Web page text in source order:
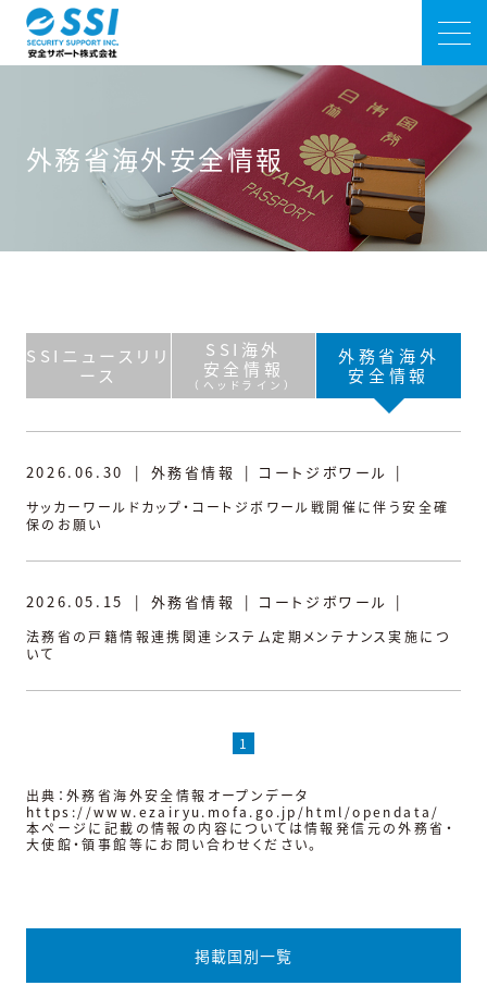
外務省海外安全情報
SSIニュースリリ
ース
SSI海外
安全情報
（ヘッドライン）
外務省海外
安全情報
2026.06.30 | 外務省情報 | コートジボワール |
サッカーワールドカップ・コートジボワール戦開催に伴う安全確
保のお願い
2026.05.15 | 外務省情報 | コートジボワール |
法務省の戸籍情報連携関連システム定期メンテナンス実施につ
いて
1
出典：外務省海外安全情報オープンデータ
https://www.ezairyu.mofa.go.jp/html/opendata/
本ページに記載の情報の内容については情報発信元の外務省・
大使館・領事館等にお問い合わせください。
掲載国別一覧